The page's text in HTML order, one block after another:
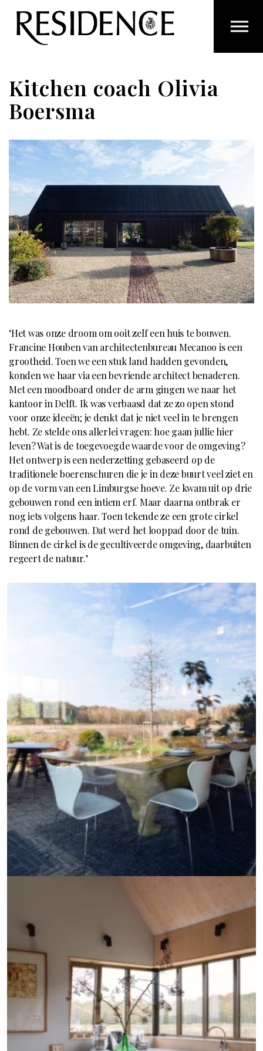
Overslaan en ga direct naar de inhoud
Kitchen coach Olivia
Boersma
‘Het was onze droom om ooit zelf een huis te bouwen.
Francine Houben van architectenbureau Mecanoo is een
grootheid. Toen we een stuk land hadden gevonden,
konden we haar via een bevriende architect benaderen.
Met een moodboard onder de arm gingen we naar het
kantoor in Delft. Ik was verbaasd dat ze zo open stond
voor onze ideeën; je denkt dat je niet veel in te brengen
hebt. Ze stelde ons allerlei vragen: hoe gaan jullie hier
leven? Wat is de toegevoegde waarde voor de omgeving?
Het ontwerp is een nederzetting gebaseerd op de
traditionele boerenschuren die je in deze buurt veel ziet en
op de vorm van een Limburgse hoeve. Ze kwam uit op drie
gebouwen rond een intiem erf. Maar daarna ontbrak er
nog iets volgens haar. Toen tekende ze een grote cirkel
rond de gebouwen. Dat werd het looppad door de tuin.
Binnen de cirkel is de gecultiveerde omgeving, daarbuiten
regeert de natuur.’